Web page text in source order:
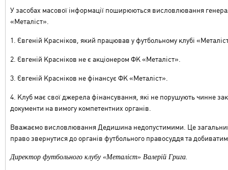
У засобах масової інформації поширюються висловлювання
«Металіст».
1. Євгеній Красніков, який працював у футбольному клубі
2. Євгеній Красніков не є акціонером ФК «Металіст».
3. Євгеній Красніков не фінансує ФК «Металіст».
4. Клуб має свої джерела фінансування, які не порушують чинне
документи на вимогу компетентних органів.
Вважаємо висловлювання Дедишина недопустимими. Це
право звернутися до органів футбольного правосуддя та
Директор футбольного клубу «Металіст» Валерій Грига.